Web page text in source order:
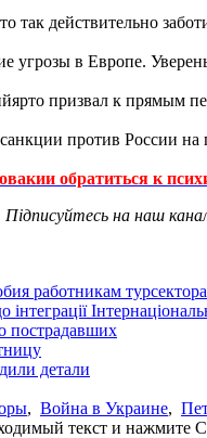
так действительно
в Европе.
призвал к прямым
против России
обратиться к
Підписуйтесь на наш
работникам
пострадавших
детали
, Война в Украине,
текст и нажмите